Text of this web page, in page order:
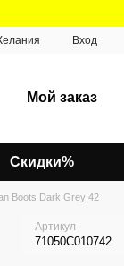
Вход
Мой заказ
Скидки%
Boots Dark Grey 42
Артикул
71050C010742